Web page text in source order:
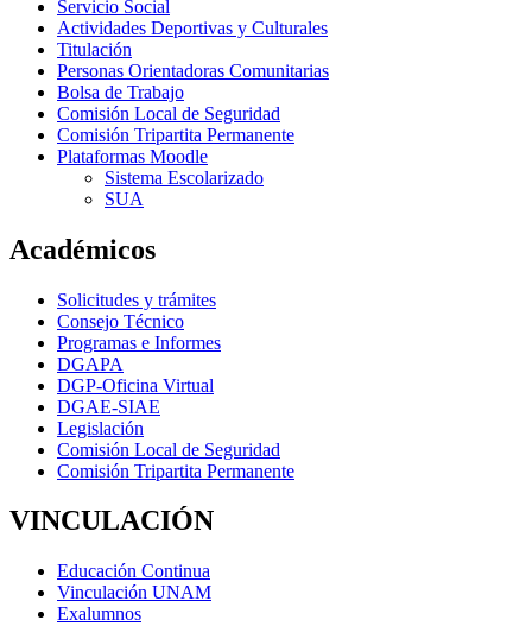
Servicio Social
Actividades Deportivas y Culturales
Titulación
Personas Orientadoras Comunitarias
Bolsa de Trabajo
Comisión Local de Seguridad
Comisión Tripartita Permanente
Plataformas Moodle
Sistema Escolarizado
SUA
Académicos
Solicitudes y trámites
Consejo Técnico
Programas e Informes
DGAPA
DGP-Oficina Virtual
DGAE-SIAE
Legislación
Comisión Local de Seguridad
Comisión Tripartita Permanente
VINCULACIÓN
Educación Continua
Vinculación UNAM
Exalumnos